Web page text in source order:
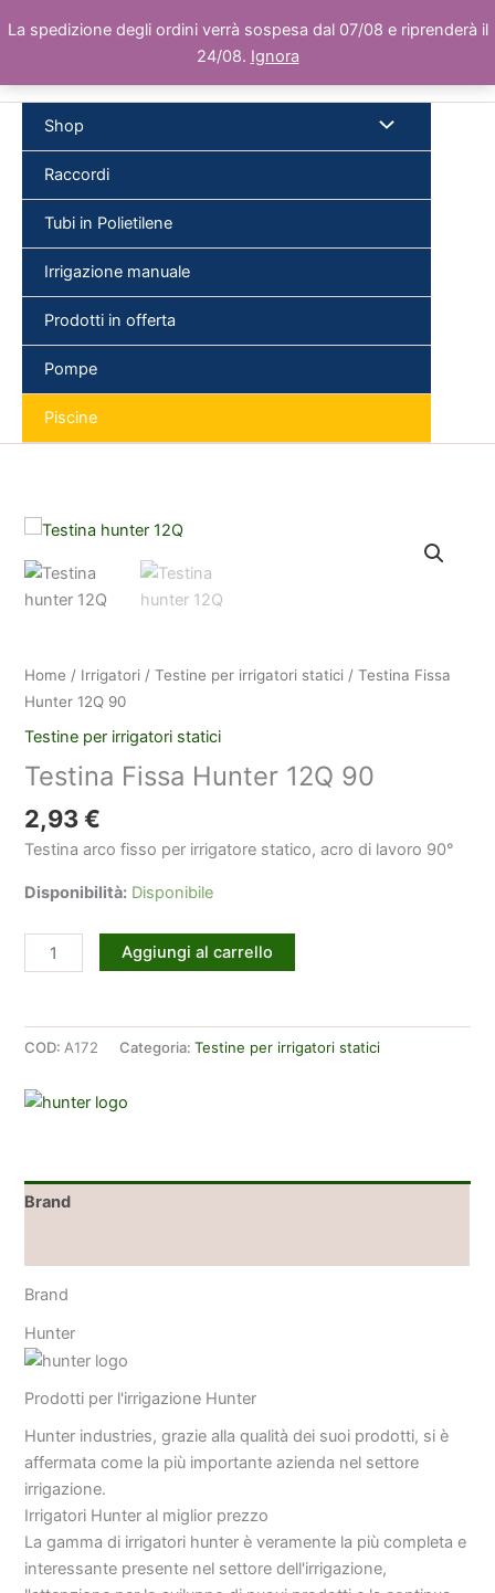
La spedizione degli ordini verrà sospesa dal 07/08 e riprenderà il
24/08. Ignora
al
Shop
Raccordi
Tubi in Polietilene
Irrigazione manuale
Prodotti in offerta
Pompe
Piscine
Home / Irrigatori /Testine per irrigatori statici / Testina Fissa
Hunter 12Q 90
Testine per irrigatori statici
Testina Fissa Hunter 12Q 90
2,93€
Testina arco fisso per irrigatore statico, acro di lavoro 90°
Disponibilità: Disponibile
Testina
Fissa
12Q
90
Aggiungi al carrello
COD: A172 Categoria:Testine per irrigatori statici
Brand
Brand
Hunter
Prodotti per l'irrigazione Hunter
Hunter industries, grazie alla qualità dei suoi prodotti, si è
affermata come la più importante azienda nel settore
irrigazione.
Irrigatori Hunter al miglior prezzo
La gamma di irrigatori hunter è veramente la più completa e
interessante presente nel settore dell'irrigazione,